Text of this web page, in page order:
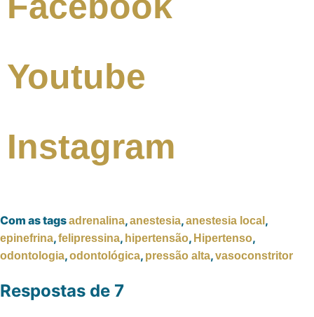
Youtube
Instagram
Com as tagsadrenalina,anestesia,anestesia local ,
epinefrina,felipressina, hipertensão, Hipertenso,
odontologia,odontológica, pressão alta,vasoconstritor
Respostas de 7